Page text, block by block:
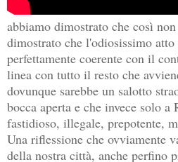
abbiamo dimostrato che così
dimostrato che l'odiosissimo
perfettamente coerente con il
linea con tutto il resto che
dovunque sarebbe un salotto
bocca aperta e che invece solo a
fastidioso, illegale, prepotente,
Una riflessione che ovviamente
della nostra città, anche perfino